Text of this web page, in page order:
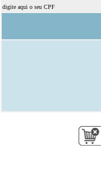
digite aqui o seu CPF